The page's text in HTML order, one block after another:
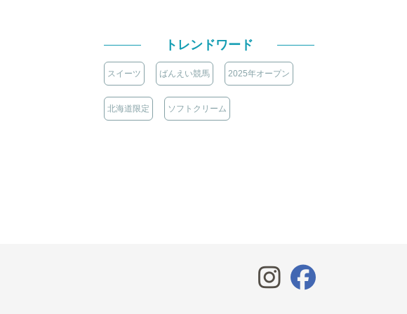
トレンドワード
スイーツ ばんえい競馬 2025年オープン
北海道限定 ソフトクリーム